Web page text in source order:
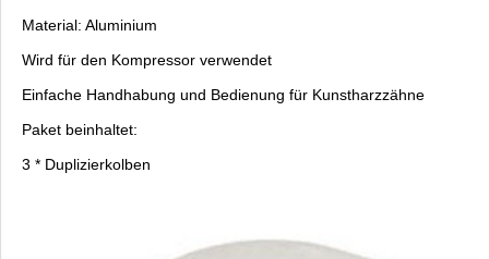
Material: Aluminium
Wird für den Kompressor verwendet
Einfache Handhabung und Bedienung für Kunstharzzähne
Paket beinhaltet:
3 * Duplizierkolben